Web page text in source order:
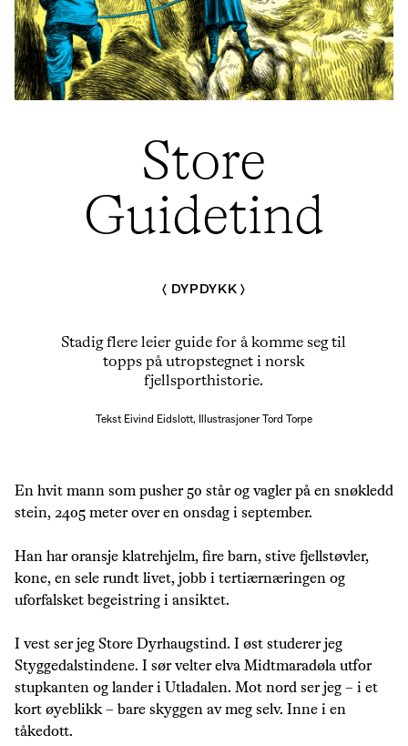
Store
Guidetind
DYPDYKK
Stadig flere leier guide for å komme seg til
topps på utropstegnet i norsk
fjellsporthistorie.
Tekst Eivind Eidslott, Illustrasjoner Tord Torpe
En hvit mann som pusher 50 står og vagler på en snøkledd
stein, 2405 meter over en onsdag i september.
Han har oransje klatrehjelm, fire barn, stive fjellstøvler,
kone, en sele rundt livet, jobb i tertiærnæringen og
uforfalsket begeistring i ansiktet.
I vest ser jeg Store Dyrhaugstind. I øst studerer jeg
Styggedalstindene. I sør velter elva Midtmaradøla utfor
stupkanten og lander i Utladalen. Mot nord ser jeg – i et
kort øyeblikk – bare skyggen av meg selv. Inne i en
tåkedott.